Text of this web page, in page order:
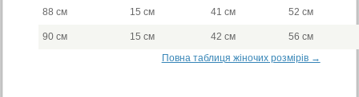
88 см 15 см 41 см 52 см
90 см 15 см 42 см
56 см
Повна таблиця жіночих розмірів →